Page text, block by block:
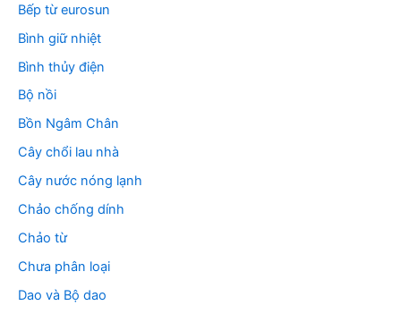
Bếp từ eurosun
Bình giữ nhiệt
Bình thủy điện
Bộ nồi
Bồn Ngâm Chân
Cây chổi lau nhà
Cây nước nóng lạnh
Chảo chống dính
Chảo từ
Chưa phân loại
Dao và Bộ dao